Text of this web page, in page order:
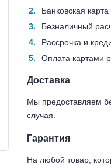
Банковская
Безналичный
Рассрочка и
Оплата картами
Доставка
Мы предоставляем
случая.
Гарантия
На любой товар,